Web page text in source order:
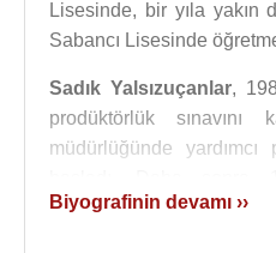
Lisesinde, bir yıla yakın
Sabancı Lisesinde
Sadık Yalsızuçanlar,
prodüktörlük sınavını
müdürlüğünde
Ankara’yaTRTGenel
Biyografinin devamı ››